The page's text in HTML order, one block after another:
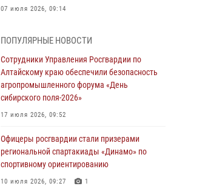
07 июля 2026, 09:14
бойцы ОМОН «Алтай» провели военно-
патриотическое мероприятие для детей в
лагере «Звёздный»
05 июля 2026, 11:13
Росгвардия Алтайского края приняла участие
храбрости»
04 июля 2026, 11:09
Сотрудники Росгвардии провели встречу с
ПОПУЛЯРНЫЕ НОВОСТИ
Сотрудники Управления Росгвардии по
Алтайскому краю обеспечили безопасность
агропромышленного форума «День
сибирского поля-2026»
17 июля 2026, 09:52
Офицеры росгвардии стали призерами
региональной спартакиады «Динамо» по
спортивному ориентированию
10 июля 2026, 09:27 1